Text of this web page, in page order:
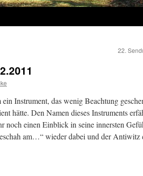
22.
Instrument, das wenig Beachtung
hätte. Den Namen dieses Instruments
noch einen Einblick in seine innersten
am…“ wieder dabei und der Antiwitz